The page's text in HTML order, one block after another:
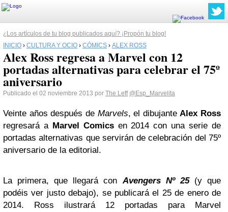
¿Los artículos de tu blog publicados aquí? ¡Propón tu blog!
INICIO › CULTURA Y OCIO › CÓMICS › ALEX ROSS
Alex Ross regresa a Marvel con 12
portadas alternativas para celebrar el 75º
aniversario
Publicado el 02 noviembre 2013 por The Leff @Esp_Marvelita
Veinte años después de Marvels, el dibujanteAlex Ross
regresará a Marvel Comicsen 2014 con una serie de
portadas alternativas que servirán de celebración del 75º
aniversario de la editorial.
La primera, que llegará conAvengers Nº 25(y que
podéis ver justo debajo), se publicará el 25 de enero de
2014. Ross ilustrará 12 portadas para Marvel